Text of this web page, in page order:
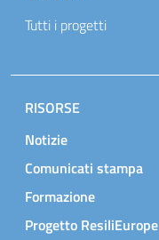
Tutti i progetti
RISORSE
Notizie
Comunicati stampa
Formazione
Progetto ResiliEurope